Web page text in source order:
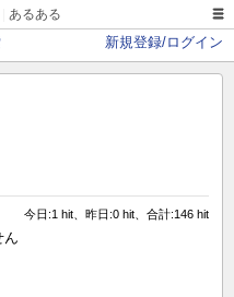
あるある
新規登録/ログイン
今日:1 hit、昨日:0 hit、合計:146 hit
ん